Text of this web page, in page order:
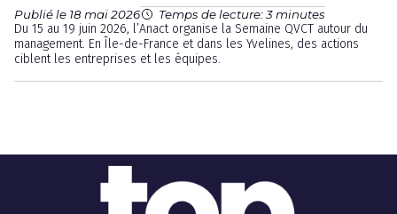
Publié le 18 mai 2026 Temps de lecture: 3 minutes
Du 15 au 19 juin 2026, l’Anact organise la Semaine QVCT autour du
management. En Île-de-France et dans les Yvelines, des actions
ciblent les entreprises et les équipes.